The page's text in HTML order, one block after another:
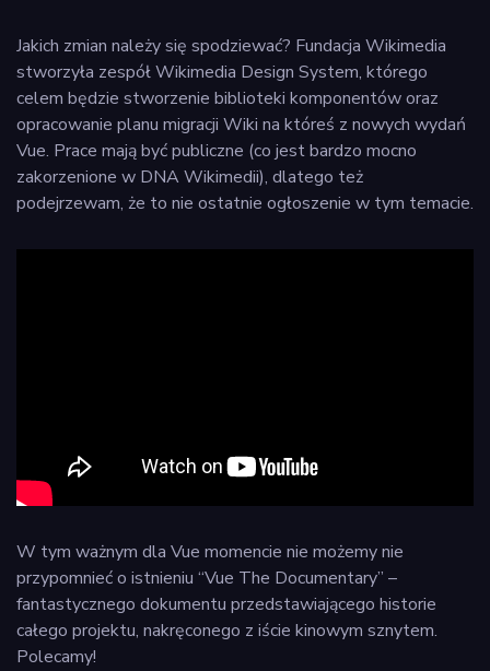
Jakich zmian należy się spodziewać? Fundacja Wikimedia
stworzyła zespół Wikimedia Design System, którego
celem będzie stworzenie biblioteki komponentów oraz
opracowanie planu migracji Wiki na któreś z nowych wydań
Vue. Prace mają być publiczne (co jest bardzo mocno
zakorzenione w DNA Wikimedii), dlatego też
podejrzewam, że to nie ostatnie ogłoszenie w tym temacie.
W tym ważnym dla Vue momencie nie możemy nie
przypomnieć o istnieniu “Vue The Documentary” –
fantastycznego dokumentu przedstawiającego historie
całego projektu, nakręconego z iście kinowym sznytem.
Polecamy!